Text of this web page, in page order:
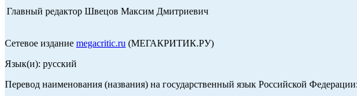
Главный редактор Швецов Максим Дмитриевич
Сетевое издание megacritic.ru (МЕГАКРИТИК.РУ)
Язык(и): русский
Перевод наименования (названия) на государственный язык Российской